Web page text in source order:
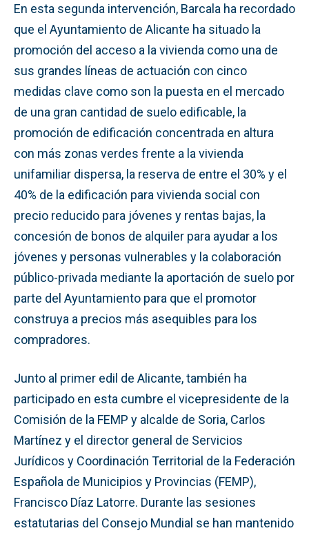
En esta segunda intervención, Barcala ha recordado
que el Ayuntamiento de Alicante ha situado la
promoción del acceso a la vivienda como una de
sus grandes líneas de actuación con cinco
medidas clave como son la puesta en el mercado
de una gran cantidad de suelo edificable, la
promoción de edificación concentrada en altura
con más zonas verdes frente a la vivienda
unifamiliar dispersa, la reserva de entre el 30% y el
40% de la edificación para vivienda social con
precio reducido para jóvenes y rentas bajas, la
concesión de bonos de alquiler para ayudar a los
jóvenes y personas vulnerables y la colaboración
público-privada mediante la aportación de suelo por
parte del Ayuntamiento para que el promotor
construya a precios más asequibles para los
compradores.
Junto al primer edil de Alicante, también ha
participado en esta cumbre el vicepresidente de la
Comisión de la FEMP y alcalde de Soria, Carlos
Martínez y el director general de Servicios
Jurídicos y Coordinación Territorial de la Federación
Española de Municipios y Provincias (FEMP),
Francisco Díaz Latorre. Durante las sesiones
estatutarias del Consejo Mundial se han mantenido